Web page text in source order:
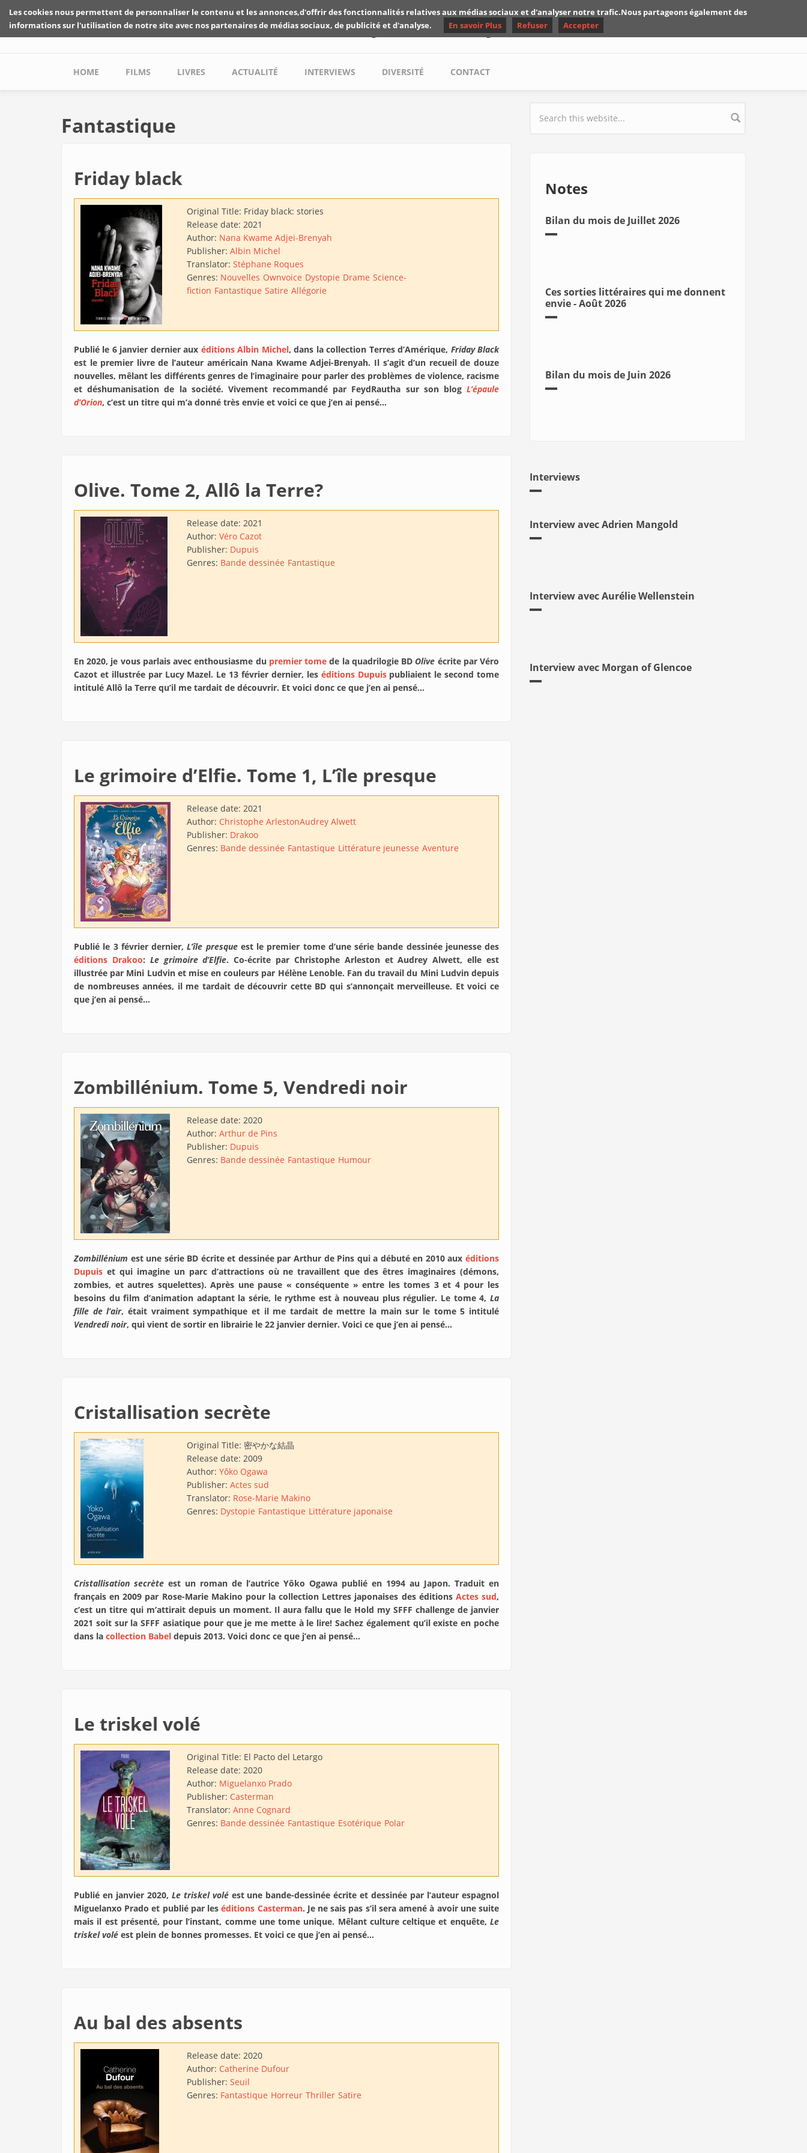
Skip to main content
Les critiques de Yuyine
Main menu
HOME FILMS LIVRES ACTUALITÉ INTERVIEWS DIVERSITÉ CONTACT
Fantastique
Friday black
Original Title: Friday black: stories
Release date: 2021
Author: Nana Kwame Adjei-Brenyah
Publisher: Albin Michel
Translator: Stéphane Roques
Genres: Nouvelles Ownvoice Dystopie Drame Science-
fiction Fantastique Satire Allégorie
Publié le 6 janvier dernier aux éditions Albin Michel, dans la collection Terres d’Amérique, Friday Black
est le premier livre de l’auteur américain Nana Kwame Adjei-Brenyah. Il s’agit d’un recueil de douze
nouvelles, mêlant les différents genres de l’imaginaire pour parler des problèmes de violence, racisme
et déshumanisation de la société. Vivement recommandé par FeydRautha sur son blog L’épaule
d’Orion, c’est un titre qui m’a donné très envie et voici ce que j’en ai pensé…
Olive. Tome 2, Allô la Terre?
Release date: 2021
Author: Véro Cazot
Publisher: Dupuis
Genres: Bande dessinée Fantastique
En 2020, je vous parlais avec enthousiasme du premier tome de la quadrilogie BD Olive écrite par Véro
Cazot et illustrée par Lucy Mazel. Le 13 février dernier, les éditions Dupuispubliaient le second tome
intitulé Allô la Terre qu’il me tardait de découvrir. Et voici donc ce que j’en ai pensé…
Le grimoire d’Elfie. Tome 1, L’île presque
Release date: 2021
Author: Christophe ArlestonAudrey Alwett
Publisher: Drakoo
Genres: Bande dessinée Fantastique Littérature jeunesse Aventure
Publié le 3 février dernier,L’île presqueest le premier tome d’une série bande dessinée jeunesse des
éditions Drakoo: Le grimoire d’Elfie. Co-écrite par Christophe Arleston et Audrey Alwett, elle est
illustrée par Mini Ludvin et mise en couleurs par Hélène Lenoble. Fan du travail du Mini Ludvin depuis
de nombreuses années, il me tardait de découvrir cette BD qui s’annonçait merveilleuse. Et voici ce
que j’en ai pensé…
Zombillénium. Tome 5, Vendredi noir
Release date: 2020
Author: Arthur de Pins
Publisher: Dupuis
Genres: Bande dessinée Fantastique Humour
Zombillénium est une série BD écrite et dessinée par Arthur de Pins qui a débuté en 2010 auxéditions
Dupuis et qui imagine un parc d’attractions où ne travaillent que des êtres imaginaires (démons,
zombies, et autres squelettes). Après une pause « conséquente » entre les tomes 3 et 4 pour les
besoins du film d’animation adaptant la série, le rythme est à nouveau plus régulier. Le tome 4, La
fille de l’air, était vraiment sympathique et il me tardait de mettre la main sur le tome 5 intitulé
Vendredi noir, qui vient de sortir en librairie le 22 janvier dernier. Voici ce que j’en ai pensé…
Cristallisation secrète
Original Title: 密やかな結晶
Release date: 2009
Author: Yôko Ogawa
Publisher: Actes sud
Translator: Rose-Marie Makino
Genres: Dystopie Fantastique Littérature japonaise
Cristallisation secrète est un roman de l’autrice Yôko Ogawa publié en 1994 au Japon. Traduit en
français en 2009 par Rose-Marie Makino pour la collection Lettres japonaises des éditions Actes sud,
c’est un titre qui m’attirait depuis un moment. Il aura fallu que le Hold my SFFF challenge de janvier
2021 soit sur la SFFF asiatique pour que je me mette à le lire! Sachez également qu’il existe en poche
dans la collection Babel depuis 2013. Voici donc ce que j’en ai pensé…
Le triskel volé
Original Title: El Pacto del Letargo
Release date: 2020
Author: Miguelanxo Prado
Publisher: Casterman
Translator: Anne Cognard
Genres: Bande dessinée Fantastique Esotérique Polar
Publié en janvier 2020, Le triskel voléest une bande-dessinée écrite et dessinée par l’auteur espagnol
Miguelanxo Prado et publié par leséditions Casterman. Je ne sais pas s’il sera amené à avoir une suite
mais il est présenté, pour l’instant, comme une tome unique. Mêlant culture celtique et enquête, Le
triskel volé est plein de bonnes promesses. Et voici ce que j’en ai pensé…
Au bal des absents
Release date: 2020
Author: Catherine Dufour
Publisher: Seuil
Genres: Fantastique Horreur Thriller Satire
Search form
Notes
Bilan du mois de Juillet 2026
Ces sorties littéraires qui me donnent
envie - Août 2026
Bilan du mois de Juin 2026
Interviews
Interview avec Adrien Mangold
Interview avec Aurélie Wellenstein
Interview avec Morgan of Glencoe
Les cookies nous permettent de personnaliser le contenu et les annonces,d'offrir des fonctionnalités relatives aux médias sociaux et d'analyser notre trafic.Nous partageons également des
informations sur l'utilisation de notre site avec nos partenaires de médias sociaux, de publicité et d'analyse.
En savoir Plus Refuser Accepter